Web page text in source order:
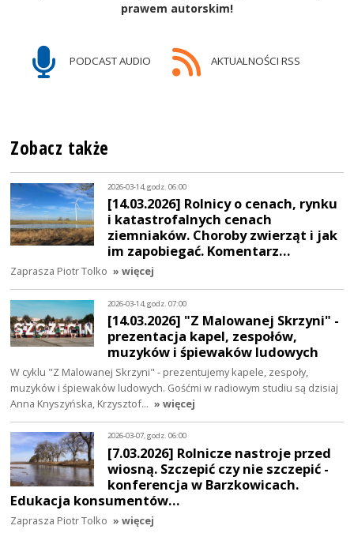
prawem autorskim!
PODCAST AUDIO AKTUALNOŚCI RSS
Zobacz także
2026-03-14, godz. 06:00
[14.03.2026] Rolnicy o cenach, rynku
i katastrofalnych cenach
ziemniaków. Choroby zwierząt i jak
im zapobiegać. Komentarz…
Zaprasza Piotr Tolko » więcej
2026-03-14, godz. 07:00
[14.03.2026] "Z Malowanej Skrzyni" -
prezentacja kapel, zespołów,
muzyków i śpiewaków ludowych
W cyklu "Z Malowanej Skrzyni" - prezentujemy kapele, zespoły,
muzyków i śpiewaków ludowych. Gośćmi w radiowym studiu są dzisiaj
Anna Knyszyńska, Krzysztof… » więcej
2026-03-07, godz. 06:00
[7.03.2026] Rolnicze nastroje przed
wiosną. Szczepić czy nie szczepić -
konferencja w Barzkowicach.
Edukacja konsumentów…
Zaprasza Piotr Tolko » więcej